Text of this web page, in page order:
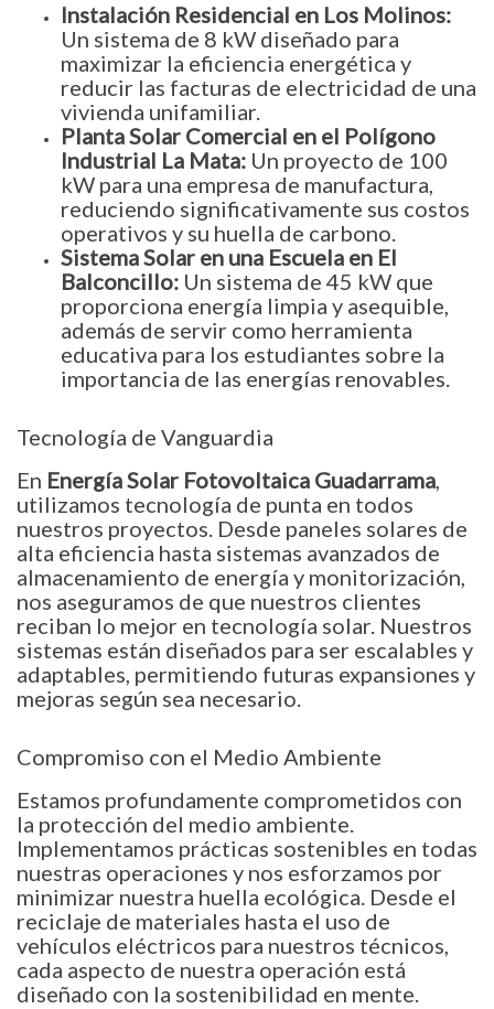
Instalación Residencial en Los Molinos:
Un sistema de 8 kW diseñado para
maximizar la eficiencia energética y
reducir las facturas de electricidad de una
vivienda unifamiliar.
Planta Solar Comercial en el Polígono
Industrial La Mata: Un proyecto de 100
kW para una empresa de manufactura,
reduciendo significativamente sus costos
operativos y su huella de carbono.
Sistema Solar en una Escuela en El
Balconcillo: Un sistema de 45 kW que
proporciona energía limpia y asequible,
además de servir como herramienta
educativa para los estudiantes sobre la
importancia de las energías renovables.
Tecnología de Vanguardia
En Energía Solar Fotovoltaica Guadarrama,
utilizamos tecnología de punta en todos
nuestros proyectos. Desde paneles solares de
alta eficiencia hasta sistemas avanzados de
almacenamiento de energía y monitorización,
nos aseguramos de que nuestros clientes
reciban lo mejor en tecnología solar. Nuestros
sistemas están diseñados para ser escalables y
adaptables, permitiendo futuras expansiones y
mejoras según sea necesario.
Compromiso con el Medio Ambiente
Estamos profundamente comprometidos con
la protección del medio ambiente.
Implementamos prácticas sostenibles en todas
nuestras operaciones y nos esforzamos por
minimizar nuestra huella ecológica. Desde el
reciclaje de materiales hasta el uso de
vehículos eléctricos para nuestros técnicos,
cada aspecto de nuestra operación está
diseñado con la sostenibilidad en mente.